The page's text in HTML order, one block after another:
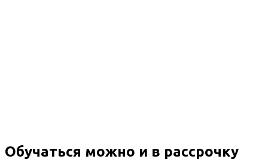
Обучаться можно и в рассрочку